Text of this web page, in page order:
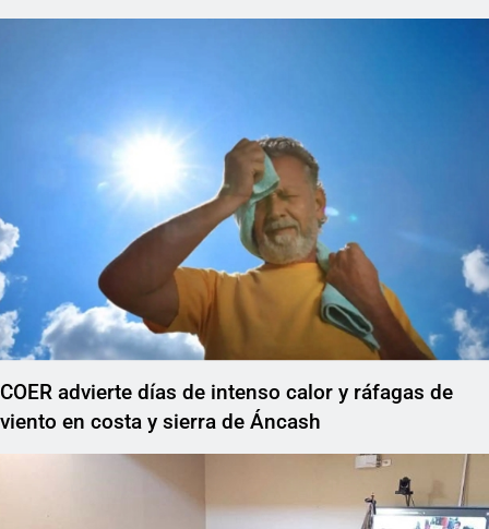
COER advierte días de intenso calor y ráfagas de
viento en costa y sierra de Áncash